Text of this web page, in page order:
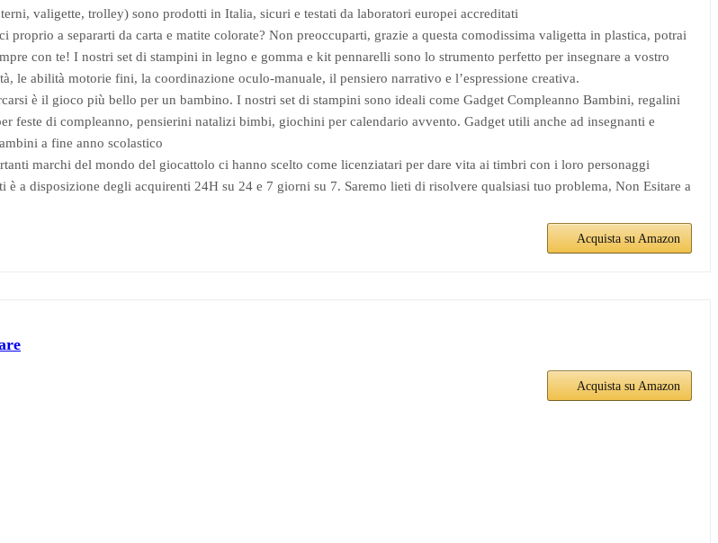
valigette, trolley) sono prodotti in Italia, sicuri e testati da laboratori europei accreditati
a separarti da carta e matite colorate? Non preoccuparti, grazie a questa comodissima valigetta in plastica, potrai
con te! I nostri set di stampini in legno e gomma e kit pennarelli sono lo strumento perfetto per insegnare a vostro
le abilità motorie fini, la coordinazione oculo-manuale, il pensiero narrativo e l’espressione creativa.
è il gioco più bello per un bambino. I nostri set di stampini sono ideali come Gadget Compleanno Bambini, regalini
feste di compleanno, pensierini natalizi bimbi, giochini per calendario avvento. Gadget utili anche ad insegnanti e
a fine anno scolastico
marchi del mondo del giocattolo ci hanno scelto come licenziatari per dare vita ai timbri con i loro personaggi
a disposizione degli acquirenti 24H su 24 e 7 giorni su 7. Saremo lieti di risolvere qualsiasi tuo problema, Non Esitare a
Acquista su Amazon
Acquista su Amazon